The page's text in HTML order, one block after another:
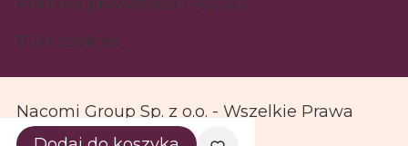
Pliki cookies
Nacomi Group Sp. z o.o. - Wszelkie Prawa
Zastrzeżone